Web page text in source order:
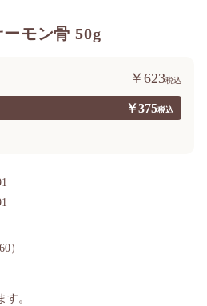
モン骨 50g
￥375
￥623
）
す。